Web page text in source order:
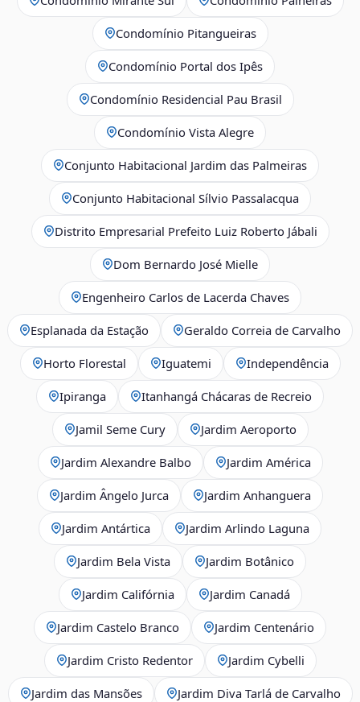
Condomínio Pitangueiras
Condomínio Portal dos Ipês
Condomínio Residencial Pau Brasil
Condomínio Vista Alegre
Conjunto Habitacional Jardim das Palmeiras
Conjunto Habitacional Sílvio Passalacqua
Distrito Empresarial Prefeito Luiz Roberto Jábali
Dom Bernardo José Mielle
Engenheiro Carlos de Lacerda Chaves
Esplanada da Estação Geraldo Correia de Carvalho
Horto Florestal Iguatemi Independência
Ipiranga Itanhangá Chácaras de Recreio
Jamil Seme Cury Jardim Aeroporto
Jardim Alexandre Balbo Jardim América
Jardim Ângelo Jurca Jardim Anhanguera
Jardim Antártica Jardim Arlindo Laguna
Jardim Bela Vista Jardim Botânico
Jardim Califórnia Jardim Canadá
Jardim Castelo Branco Jardim Centenário
Jardim Cristo Redentor Jardim Cybelli
Jardim das Mansões Jardim Diva Tarlá de Carvalho